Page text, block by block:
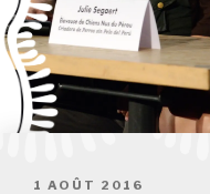
POSTED
1 AOÛT 2016